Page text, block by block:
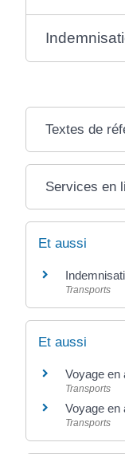
Textes de
Services en
Et aussi
Transports
Et aussi
Voyage en
Transports
Voyage en
Transports